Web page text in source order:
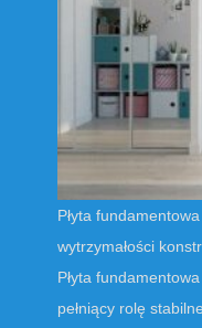
Płyta
wytrzymałości
Płyta
pełniący rolę